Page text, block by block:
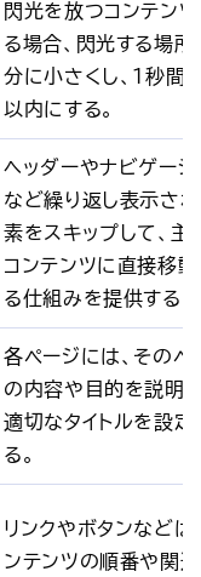
閃光を放つコンテン
る場合、閃光する場所
分に小さくし、1秒間
以内にする。
ヘッダーやナビゲーシ
など繰り返し表示さ
素をスキップして、主
コンテンツに直接移
る仕組みを提供する。
各ページには、そのペ
の内容や目的を説明
適切なタイトルを設定
る。
リンクやボタンなどは
ンテンツの順番や関